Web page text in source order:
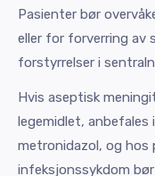
Pasienter bør
eller for forverring av
forstyrrelser i
Hvis aseptisk
legemidlet, anbefales
metronidazol, og hos
infeksjonssykdom